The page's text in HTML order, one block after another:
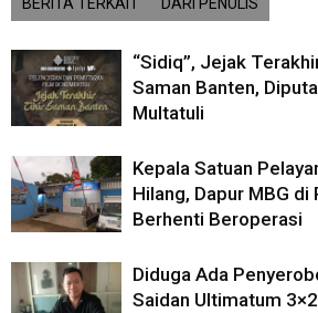
“Sidiq”, Jejak
Saman Banten,
Multatuli
Kepala Satuan
Hilang, Dapur MBG di
Berhenti Beroperasi
Diduga Ada
Saidan Ultimatum